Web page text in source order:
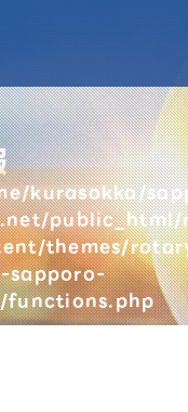
kurasokka/
themes/
sapporo-
functions.php